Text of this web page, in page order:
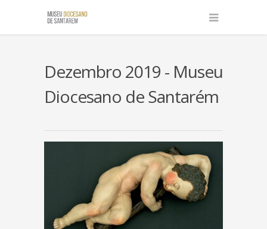
Dezembro 2019 - Museu
Diocesano de Santarém